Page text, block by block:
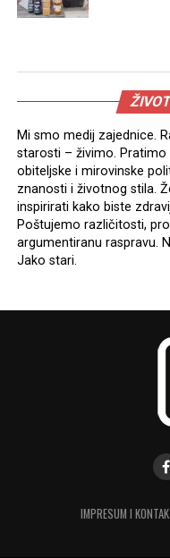
Mi smo medij zajednice.
starosti – živimo. Pratimo
obiteljske i mirovinske
znanosti i životnog stila.
inspirirati kako biste
Poštujemo različitosti,
argumentiranu raspravu.
Jako stari.
IMPRESUM I